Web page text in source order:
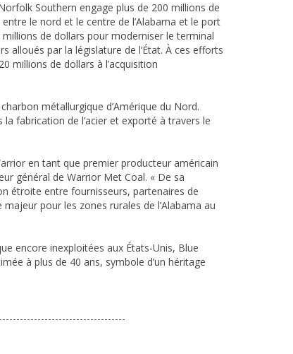
Southern engage plus de 200 millions de
le nord et le centre de l’Alabama et le port
de dollars pour moderniser le terminal
alloués par la législature de l’État. À ces efforts
millions de dollars à l’acquisition
métallurgique d’Amérique du Nord.
fabrication de l’acier et exporté à travers le
en tant que premier producteur américain
général de Warrior Met Coal. « De sa
étroite entre fournisseurs, partenaires de
pour les zones rurales de l’Alabama au
encore inexploitées aux États-Unis, Blue
à plus de 40 ans, symbole d’un héritage